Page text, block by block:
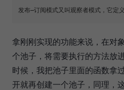
拿刚刚实现的功能来说，在对
个池子，将需要执行的方法放
时候，我把池子里面的函数拿
开就再创建一个池子，同理，